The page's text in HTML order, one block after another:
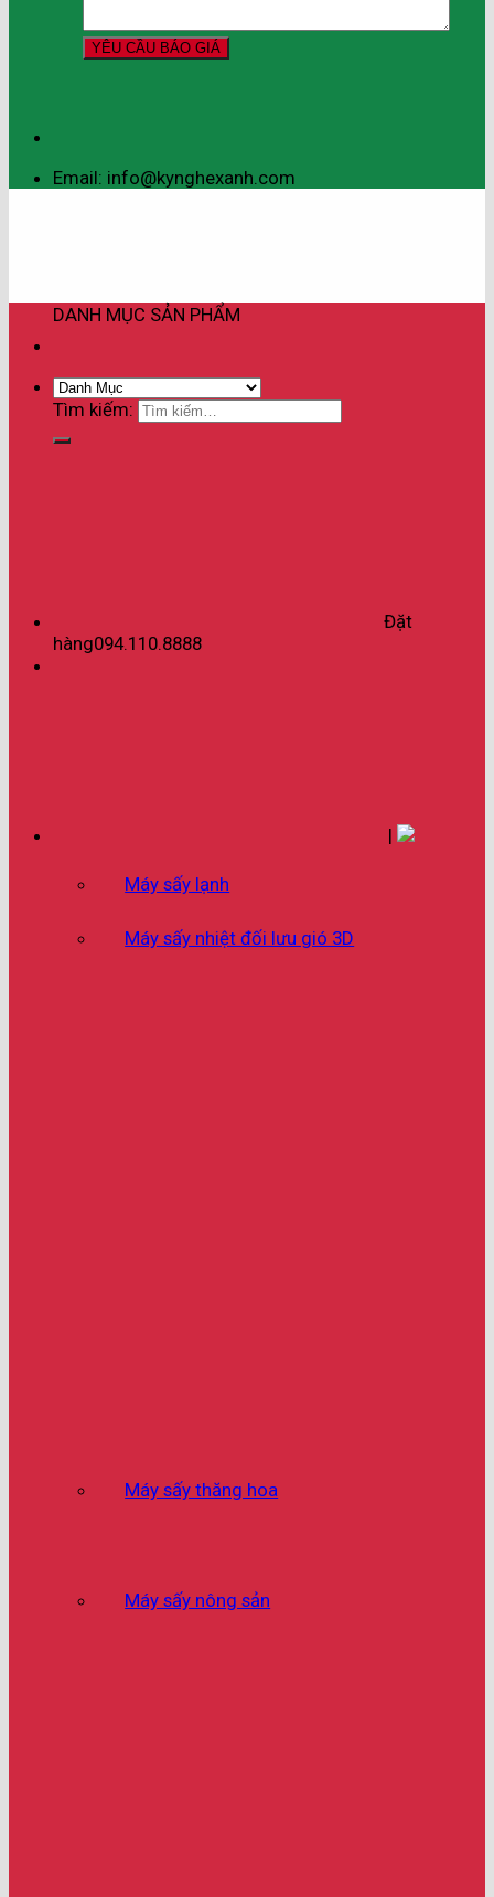
Email: info@kynghexanh.com
Tìm kiếm:
Đặt
hàng094.110.8888
|
DANH MỤC SẢN PHẨM
Máy sấy lạnh
Máy sấy nhiệt đối lưu gió 3D
Máy sấy thăng hoa
Máy sấy nông sản